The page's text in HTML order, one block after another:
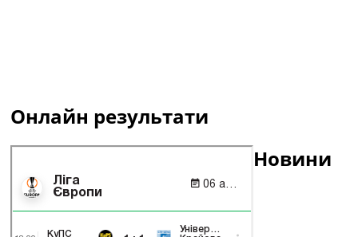
Онлайн результати
Новини